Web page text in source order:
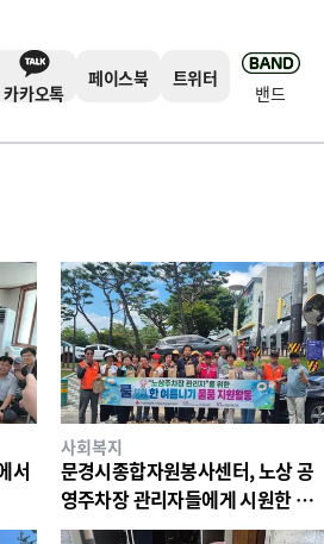
카카오톡
페이스북 트위터
밴드
서
사회복지
문경시종합자원봉사센터, 노상 공
영주차장 관리자들에게 시원한 물품
지원